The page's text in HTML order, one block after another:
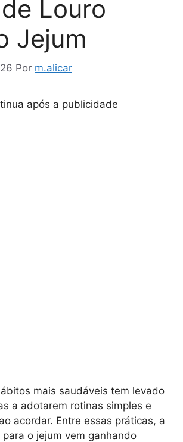
Louro
Jejum
Por m.alicar
após a publicidade
mais saudáveis tem levado
a adotarem rotinas simples e
acordar. Entre essas práticas, a
o jejum vem ganhando